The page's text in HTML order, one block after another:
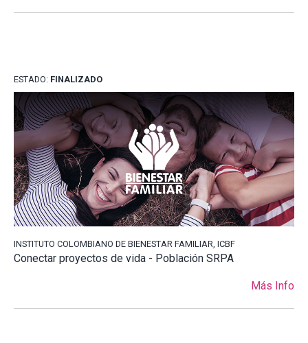
ESTADO: FINALIZADO
INSTITUTO COLOMBIANO DE BIENESTAR FAMILIAR, ICBF
Conectar proyectos de vida - Población SRPA
Más Info